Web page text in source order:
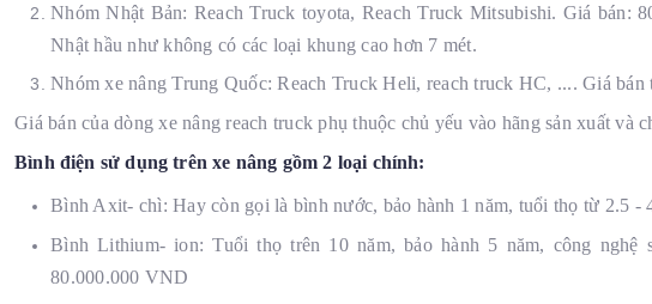
Nhóm Nhật Bản: Reach Truck toyota, Reach Truck Mitsubishi. Giá bán:
Nhật hầu như không có các loại khung cao hơn 7 mét.
Nhóm xe nâng Trung Quốc: Reach Truck Heli, reach truck HC, .... Giá
Giá bán của dòng xe nâng reach truck phụ thuộc chủ yếu vào hãng sản xuất và
Bình điện sử dụng trên xe nâng gồm 2 loại chính:
Bình Axit- chì: Hay còn gọi là bình nước, bảo hành 1 năm, tuổi thọ từ 2.5 -
Bình Lithium- ion: Tuổi thọ trên 10 năm, bảo hành 5 năm, công
80.000.000 VND